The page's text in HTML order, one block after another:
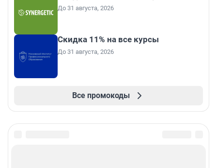
До 31 августа, 2026
Скидка 11% на все курсы
До 31 августа, 2026
Все промокоды